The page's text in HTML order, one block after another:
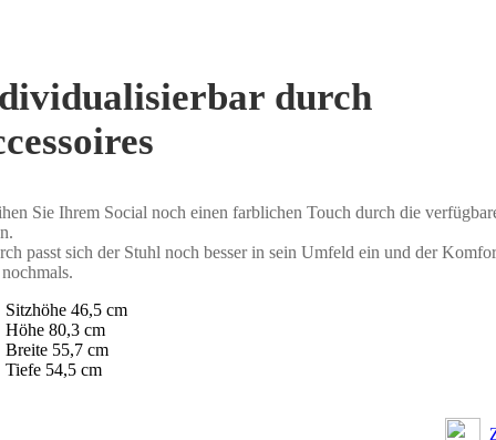
durch
Sie Ihrem Social noch einen farblichen Touch durch die
passt sich der Stuhl noch besser in sein Umfeld ein und der
Sitzhöhe 46,5 cm
Höhe 80,3 cm
Breite 55,7 cm
Tiefe 54,5 cm